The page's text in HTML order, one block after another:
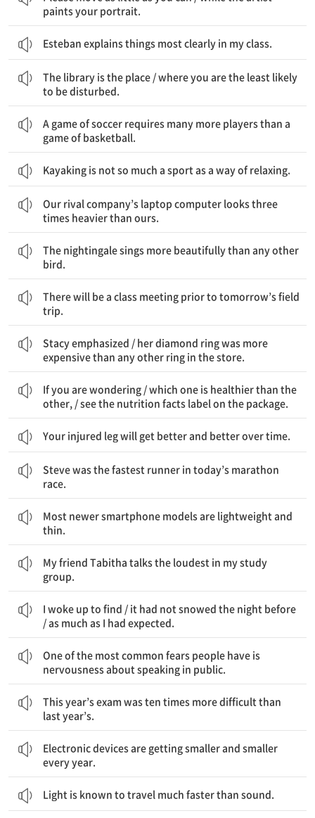
paints your portrait.
Esteban explains things most clearly in my class.
The library is the place / where you are the least likely
to be disturbed.
A game of soccer requires many more players than a
game of basketball.
Kayaking is not so much a sport as a way of relaxing.
Our rival company’s laptop computer looks three
times heavier than ours.
The nightingale sings more beautifully than any other
bird.
There will be a class meeting prior to tomorrow’s field
trip.
Stacy emphasized / her diamond ring was more
expensive than any other ring in the store.
If you are wondering / which one is healthier than the
other, / see the nutrition facts label on the package.
Your injured leg will get better and better over time.
Steve was the fastest runner in today’s marathon
race.
Most newer smartphone models are lightweight and
thin.
My friend Tabitha talks the loudest in my study
group.
I woke up to find / it had not snowed the night before
/ as much as I had expected.
One of the most common fears people have is
nervousness about speaking in public.
This year’s exam was ten times more difficult than
last year’s.
Electronic devices are getting smaller and smaller
every year.
Light is known to travel much faster than sound.